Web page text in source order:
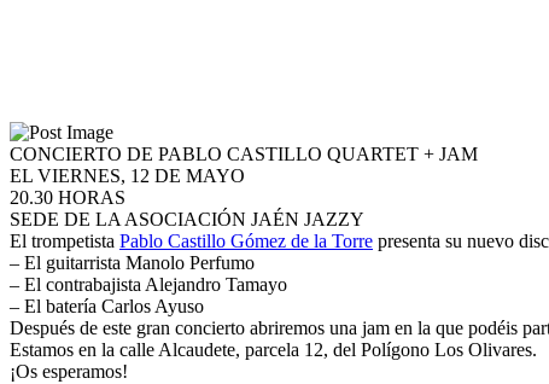
CONCIERTO DE PABLO CASTILLO QUARTET + JAM
EL VIERNES, 12 DE MAYO
20.30 HORAS
SEDE DE LA ASOCIACIÓN JAÉN JAZZY
El trompetista Pablo Castillo Gómez de la Torre presenta su nuevo
– El guitarrista Manolo Perfumo
– El contrabajista Alejandro Tamayo
– El batería Carlos Ayuso
Después de este gran concierto abriremos una jam en la que podéis
Estamos en la calle Alcaudete, parcela 12, del Polígono Los Olivares.
¡Os esperamos!